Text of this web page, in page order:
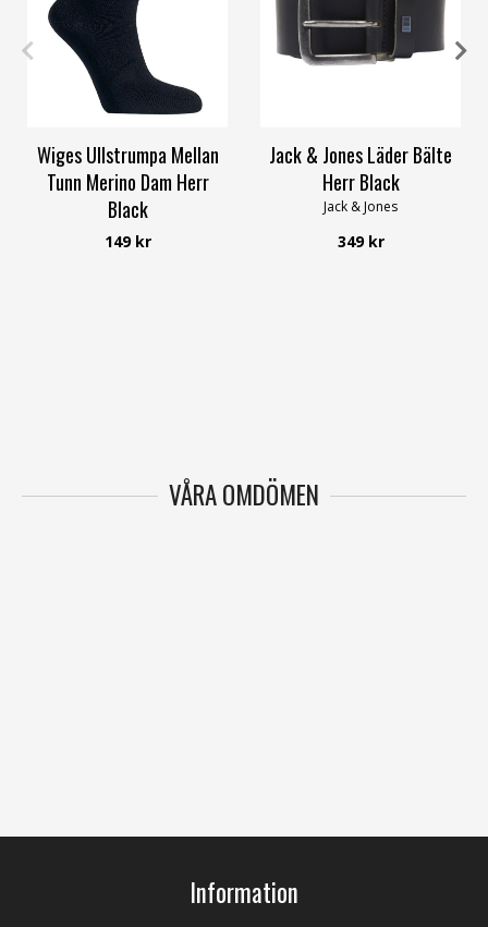
40/42 43/45
Wiges Ullstrumpa Mellan
Tunn Merino Dam Herr
Black
Wiges
149 kr
Jack & Jones Läder Bälte
Herr Black
Jack & Jones
349 kr
VÅRA OMDÖMEN
Information